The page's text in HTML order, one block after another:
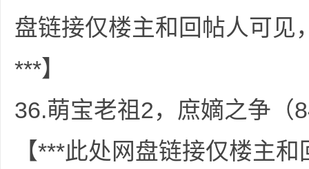
盘链接仅楼主和回帖人可见
***】
36.萌宝老祖2，庶嫡之争（
【***此处网盘链接仅楼主